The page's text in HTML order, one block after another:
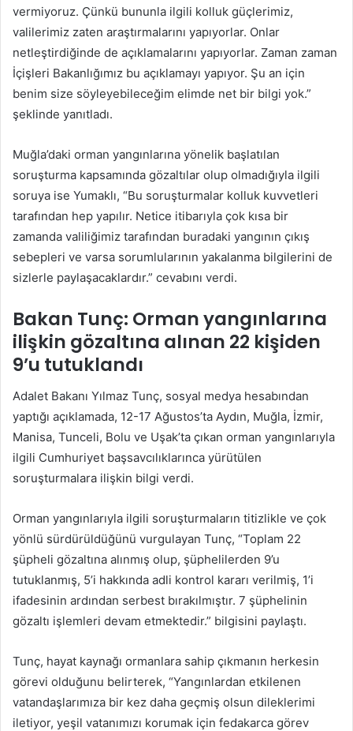
vermiyoruz. Çünkü bununla ilgili kolluk güçlerimiz,
valilerimiz zaten araştırmalarını yapıyorlar. Onlar
netleştirdiğinde de açıklamalarını yapıyorlar. Zaman zaman
İçişleri Bakanlığımız bu açıklamayı yapıyor. Şu an için
benim size söyleyebileceğim elimde net bir bilgi yok.”
şeklinde yanıtladı.
Muğla’daki orman yangınlarına yönelik başlatılan
soruşturma kapsamında gözaltılar olup olmadığıyla ilgili
soruya ise Yumaklı, “Bu soruşturmalar kolluk kuvvetleri
tarafından hep yapılır. Netice itibarıyla çok kısa bir
zamanda valiliğimiz tarafından buradaki yangının çıkış
sebepleri ve varsa sorumlularının yakalanma bilgilerini de
sizlerle paylaşacaklardır.” cevabını verdi.
Bakan Tunç: Orman yangınlarına
ilişkin gözaltına alınan 22 kişiden
9’u tutuklandı
Adalet Bakanı Yılmaz Tunç, sosyal medya hesabından
yaptığı açıklamada, 12-17 Ağustos’ta Aydın, Muğla, İzmir,
Manisa, Tunceli, Bolu ve Uşak’ta çıkan orman yangınlarıyla
ilgili Cumhuriyet başsavcılıklarınca yürütülen
soruşturmalara ilişkin bilgi verdi.
Orman yangınlarıyla ilgili soruşturmaların titizlikle ve çok
yönlü sürdürüldüğünü vurgulayan Tunç, “Toplam 22
şüpheli gözaltına alınmış olup, şüphelilerden 9’u
tutuklanmış, 5’i hakkında adli kontrol kararı verilmiş, 1’i
ifadesinin ardından serbest bırakılmıştır. 7 şüphelinin
gözaltı işlemleri devam etmektedir.” bilgisini paylaştı.
Tunç, hayat kaynağı ormanlara sahip çıkmanın herkesin
görevi olduğunu belirterek, “Yangınlardan etkilenen
vatandaşlarımıza bir kez daha geçmiş olsun dileklerimi
iletiyor, yeşil vatanımızı korumak için fedakarca görev